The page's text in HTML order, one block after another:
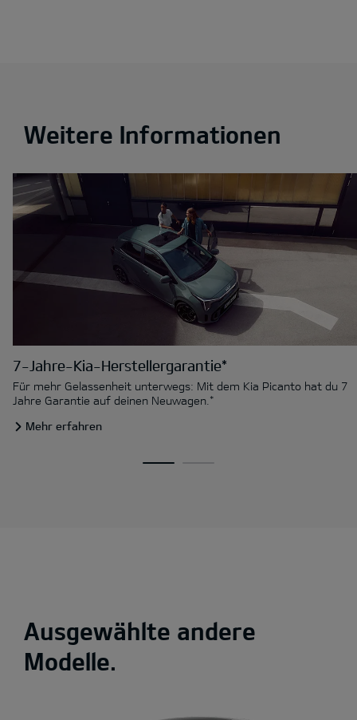
Weitere Informationen
7-Jahre-Kia-Herstellergarantie*
Für mehr Gelassenheit unterwegs: Mit dem Kia Picanto hat du 7
Jahre Garantie auf deinen Neuwagen.*
Mehr erfahren
Ausgewählte andere
Modelle.